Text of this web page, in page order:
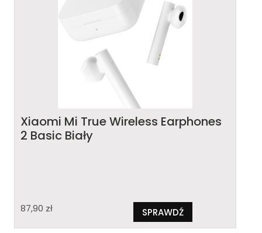
Xiaomi Mi True Wireless Earphones
2 Basic Biały
87,90 zł SPRAWDŹ